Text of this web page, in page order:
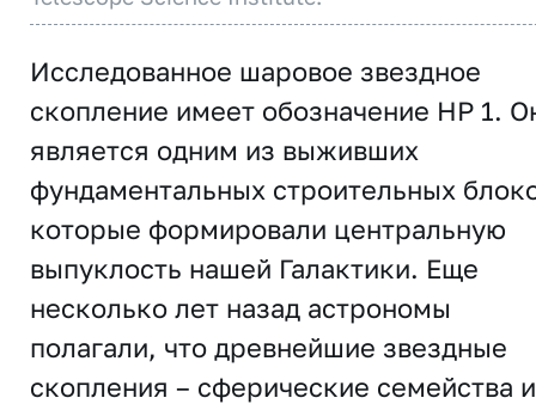
Исследованное шаровое звездное
скопление имеет обозначение HP 1.
является одним из выживших
фундаментальных строительных
которые формировали центральную
выпуклость нашей Галактики. Еще
несколько лет назад астрономы
полагали, что древнейшие звездные
скопления – сферические семейства